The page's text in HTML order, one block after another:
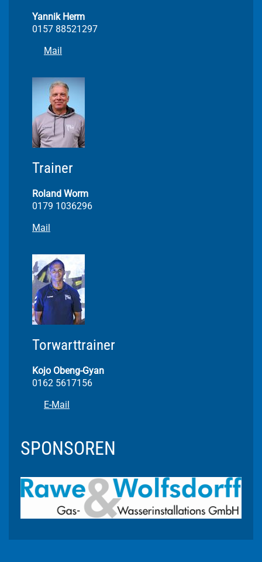
Yannik Herm
0157 88521297
Mail
Trainer
Roland Worm
0179 1036296
Mail
Torwarttrainer
Kojo Obeng-Gyan
0162 5617156
E-Mail
SPONSOREN